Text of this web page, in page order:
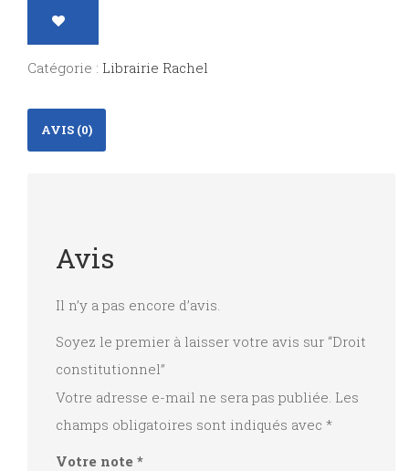
constitutionnel
Catégorie : Librairie Rachel
AVIS (0)
Avis
Il n’y a pas encore d’avis.
Soyez le premier à laisser votre avis sur “Droit
constitutionnel”
Votre adresse e-mail ne sera pas publiée. Les
champs obligatoires sont indiqués avec *
Votre note *